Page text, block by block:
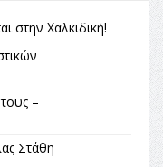
στην Χαλκιδική!
–
Στάθη